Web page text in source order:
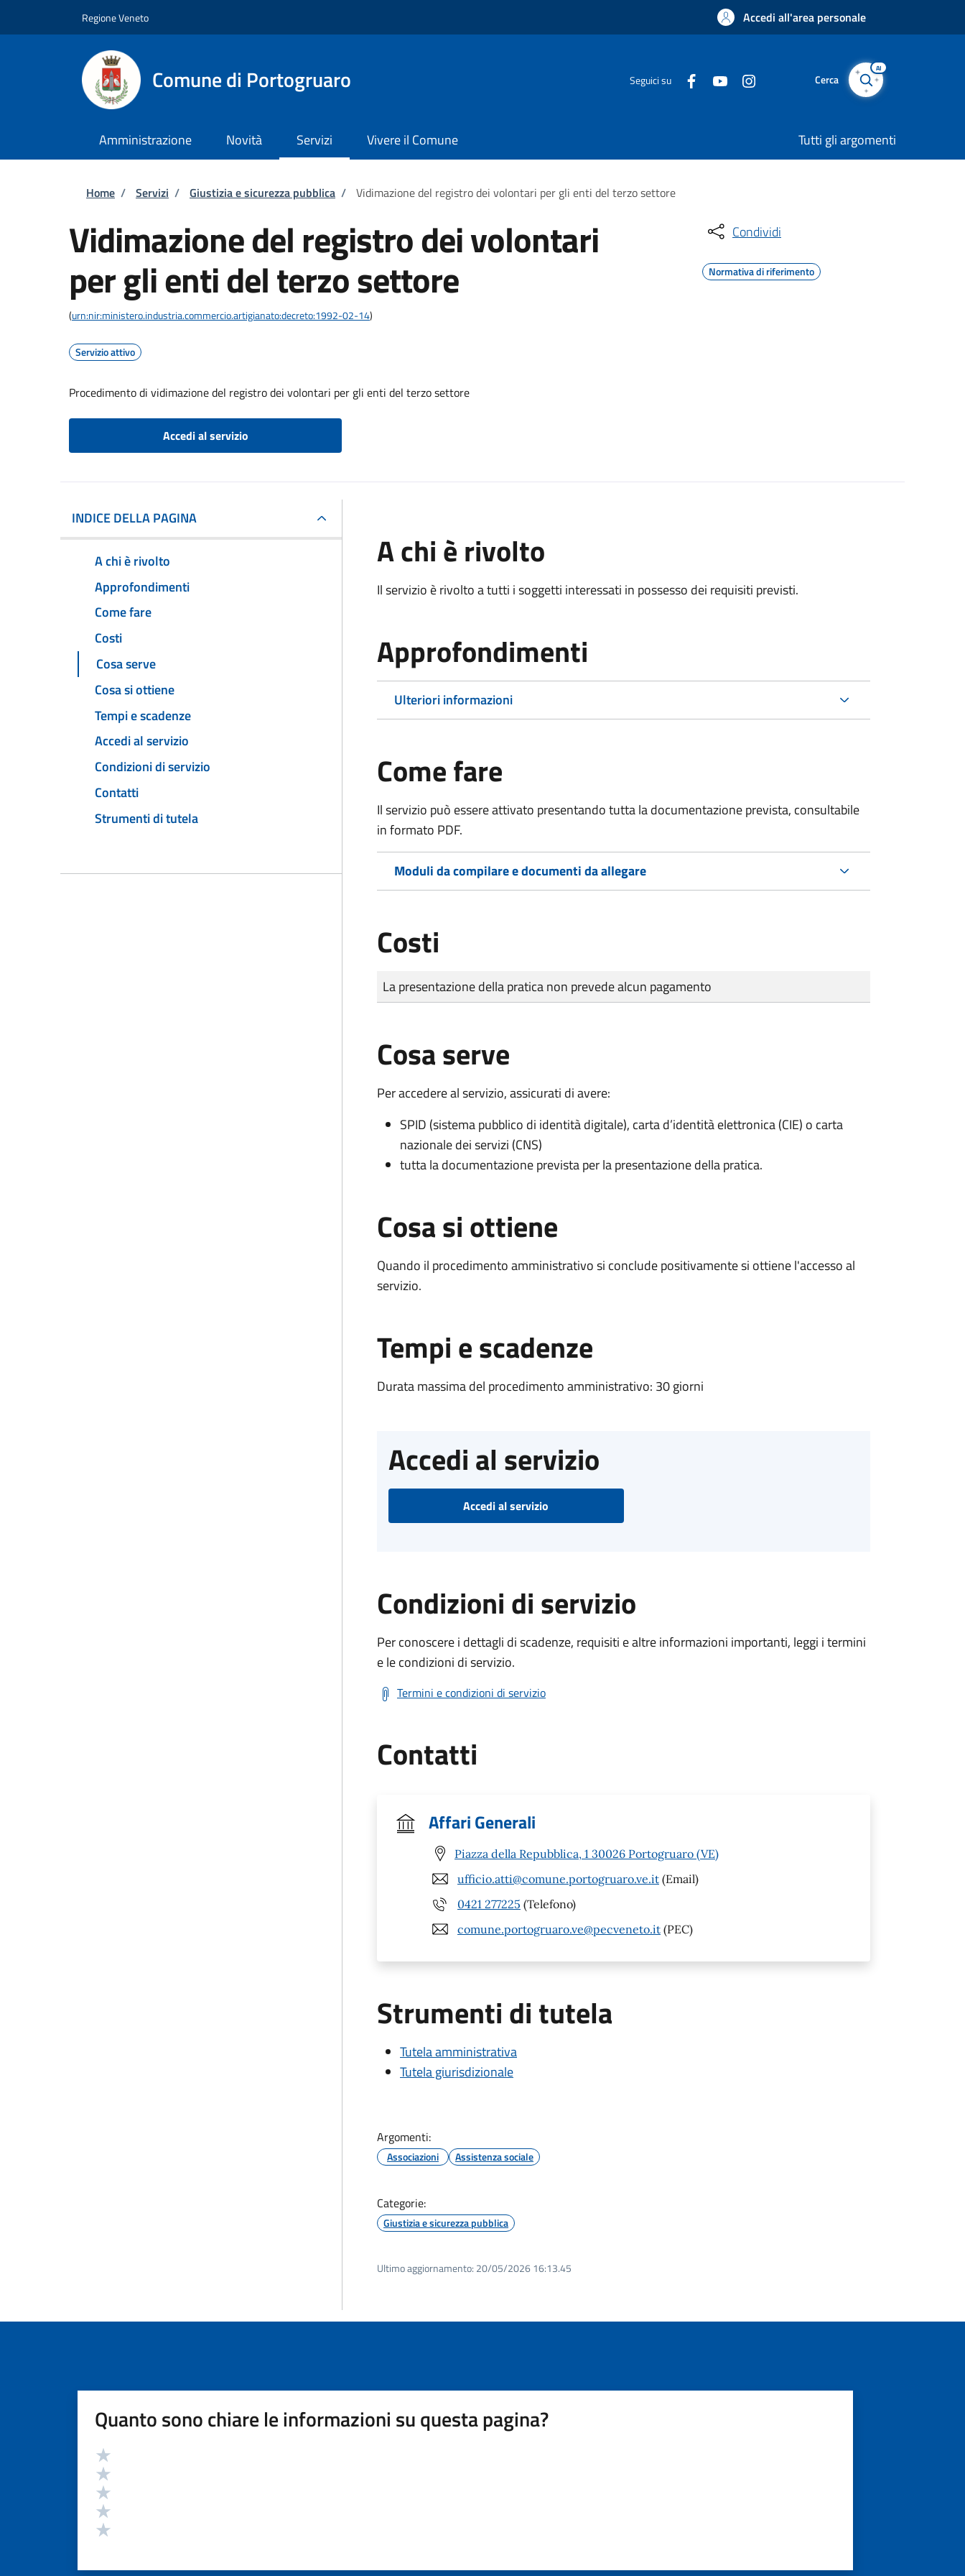
Regione Veneto Accedi all'area personale
Comune di Portogruaro Seguici su Cerca
AI
Amministrazione Novità Servizi Vivere il Comune Tutti gli argomenti
Briciole di pane
Home / Servizi / Giustizia e sicurezza pubblica / Vidimazione del registro dei volontari per gli enti del terzo settore
Vidimazione del registro dei volontari
per gli enti del terzo settore
(urn:nir:ministero.industria.commercio.artigianato:decreto:1992-02-14)
Servizio attivo
Procedimento di vidimazione del registro dei volontari per gli enti del terzo settore
Accedi al servizio
Condividi
Normativa di riferimento
INDICE DELLA PAGINA
A chi è rivolto
Approfondimenti
Come fare
Costi
Cosa serve
Cosa si ottiene
Tempi e scadenze
Accedi al servizio
Condizioni di servizio
Contatti
Strumenti di tutela
A chi è rivolto
Il servizio è rivolto a tutti i soggetti interessati in possesso dei requisiti previsti.
Approfondimenti
Ulteriori informazioni
Come fare
Il servizio può essere attivato presentando tutta la documentazione prevista, consultabile
in formato PDF.
Moduli da compilare e documenti da allegare
Costi
Tipo di pagamento
Importo
La presentazione della pratica non prevede alcun pagamento
Cosa serve
Per accedere al servizio, assicurati di avere:
SPID (sistema pubblico di identità digitale), carta d’identità elettronica (CIE) o carta
nazionale dei servizi (CNS)
tutta la documentazione prevista per la presentazione della pratica.
Cosa si ottiene
Quando il procedimento amministrativo si conclude positivamente si ottiene l'accesso al
servizio.
Tempi e scadenze
Durata massima del procedimento amministrativo: 30 giorni
Accedi al servizio
Accedi al servizio
Condizioni di servizio
Per conoscere i dettagli di scadenze, requisiti e altre informazioni importanti, leggi i termini
e le condizioni di servizio.
Termini e condizioni di servizio
Contatti
Affari Generali
Piazza della Repubblica, 1 30026 Portogruaro (VE)
ufficio.atti@comune.portogruaro.ve.it (Email)
0421 277225 (Telefono)
comune.portogruaro.ve@pecveneto.it (PEC)
Strumenti di tutela
Tutela amministrativa
Tutela giurisdizionale
Argomenti:
Associazioni Assistenza sociale
Categorie:
Giustizia e sicurezza pubblica
Ultimo aggiornamento: 20/05/2026 16:13.45
Quanto sono chiare le informazioni su questa pagina?
Valutazione